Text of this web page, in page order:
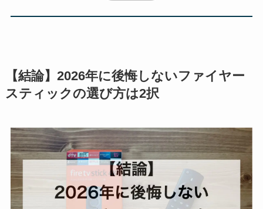
【結論】2026年に後悔しないファイヤー
スティックの選び方は2択